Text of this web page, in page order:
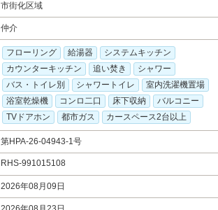
市街化区域
仲介
フローリング 給湯器
システムキッチン
カウンターキッチン
追い焚き
シャワー
バス・トイレ別
シャワートイレ
室内洗濯機置場
浴室乾燥機
コンロ二口 床下収納
バルコニー
TVドアホン
都市ガス カースペース2台以上
第HPA-26-04943-1号
RHS-991015108
2026年08月09日